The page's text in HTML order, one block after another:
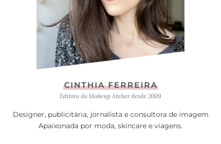
CINTHIA FERREIRA
Editora do Makeup Atelier desde 2009
Designer, publicitária, jornalista e consultora de imagem
Apaixonada por moda, skincare e viagens.